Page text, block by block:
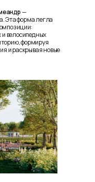
—
Эта форма легла
велосипедных
формируя
и раскрывая новые